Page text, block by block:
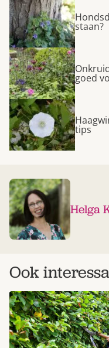
staan?
goed
tips
Helga
Ook